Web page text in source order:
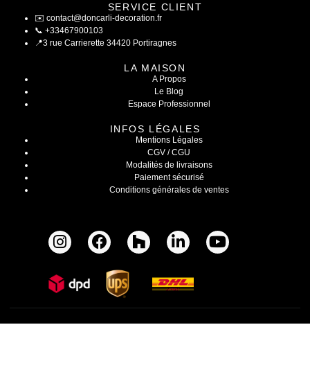
SERVICE CLIENT
✉️ contact@doncarli-decoration.fr
📞 +33467900103
📍3 rue Carrierette 34420 Portiragnes
LA MAISON
A Propos
Le Blog
Espace Professionnel
INFOS LÉGALES
Mentions Légales
CGV / CGU
Modalités de livraisons
Paiement sécurisé
Conditions générales de ventes